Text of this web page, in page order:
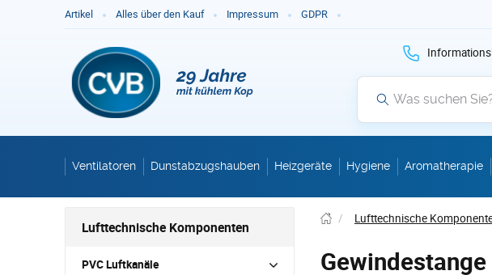
Artikel Alles über den Kauf Impressum GDPR
Ventilatoren Dunstabzugshauben Heizgeräte Hygiene Aromatherapie
/ Lufttechnische
Lufttechnische Komponenten
PVC Luftkanäle